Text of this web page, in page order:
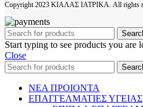
Copyright2023 ΚΙΑΛΑΣ ΙΑΤΡΙΚΑ. All rights
Start typing to see products you are
Close
ΝΕΑ ΠΡΟΙΟΝΤΑ
ΕΠΑΓΓΕΛΜΑΤΙΕΣ ΥΓΕΙΑΣ